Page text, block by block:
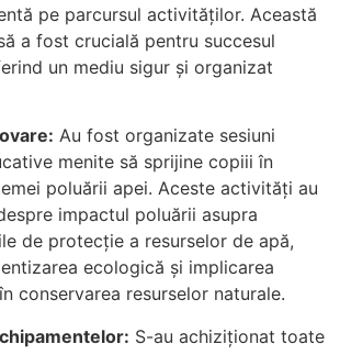
pe parcursul activităților. Această
a fost crucială pentru succesul
un mediu sigur și organizat
Au fost organizate sesiuni
menite să sprijine copiii în
poluării apei. Aceste activități au
impactul poluării asupra
de protecție a resurselor de apă,
ecologică și implicarea
conservarea resurselor naturale.
S-au achiziționat toate